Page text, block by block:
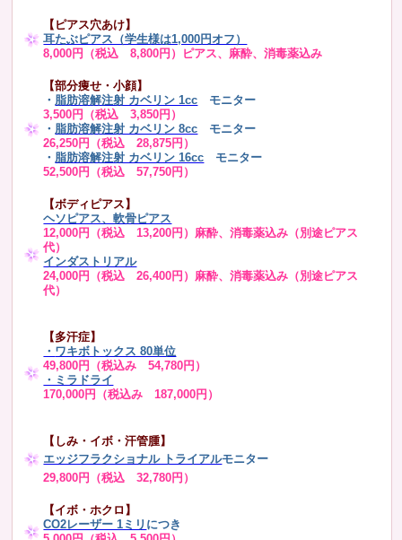
【ピアス穴あけ】
耳たぶピアス（学生様は1,000円オフ）
8,000円（税込 8,800円）ピアス、麻酔、消毒薬込み
【部分痩せ・小顔】
・ 脂肪溶解注射 カベリン 1cc モニター
3,500円（税込 3,850円）
・ 脂肪溶解注射 カベリン 8cc モニター
26,250円（税込 28,875円）
・ 脂肪溶解注射 カベリン 16cc
モニター
52,500円（税込 57,750円）
【ボディピアス】
ヘソピアス、軟骨ピアス
12,000円（税込 13,200円）麻酔、消毒薬込み（別途ピアス
代）
インダストリアル
24,000円（税込 26,400円）麻酔、消毒薬込み（別途ピアス
代）
【多汗症】
・ ワキボトックス 80単位
49,800円（税込み 54,780円）
・ミラドライ
170,000円（税込み 187,000円）
【しみ・イボ・汗管腫】
エッジフラクショナル トライアルモニター
29,800円（税込 32,780円）
【イボ・ホクロ】
CO2レーザー 1ミリ につき